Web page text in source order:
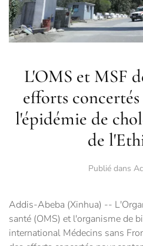
L'OMS et MSF
efforts
l'épidémie de
de
Publié dans
Addis-Abeba (Xinhua) --
santé (OMS) et l'organisme de
international Médecins sans